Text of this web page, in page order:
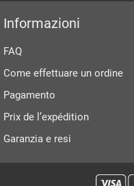
Informazioni
FAQ
Come effettuare un ordine
Pagamento
Prix ​​de l’expédition
Garanzia e resi